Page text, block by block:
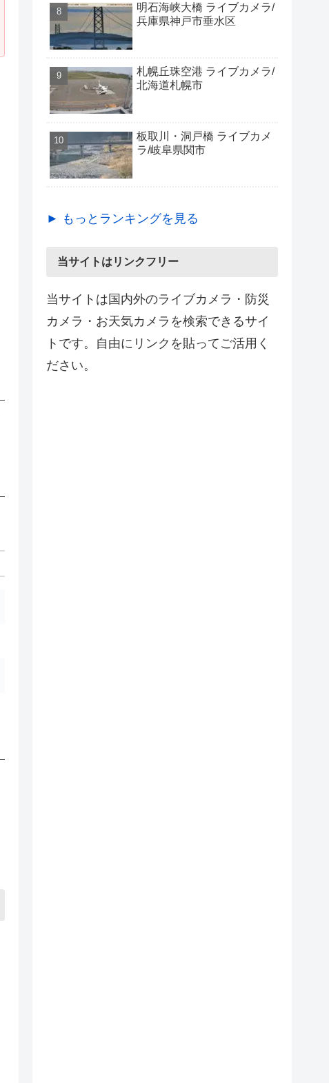
明石海峡大橋 ライブカメラ/
兵庫県神戸市垂水区
札幌丘珠空港 ライブカメラ/
北海道札幌市
板取川・洞戸橋 ライブカメ
ラ/岐阜県関市
► もっとランキングを見る
当サイトはリンクフリー
当サイトは国内外のライブカメラ・防災
カメラ・お天気カメラを検索できるサイ
トです。自由にリンクを貼ってご活用く
ださい。